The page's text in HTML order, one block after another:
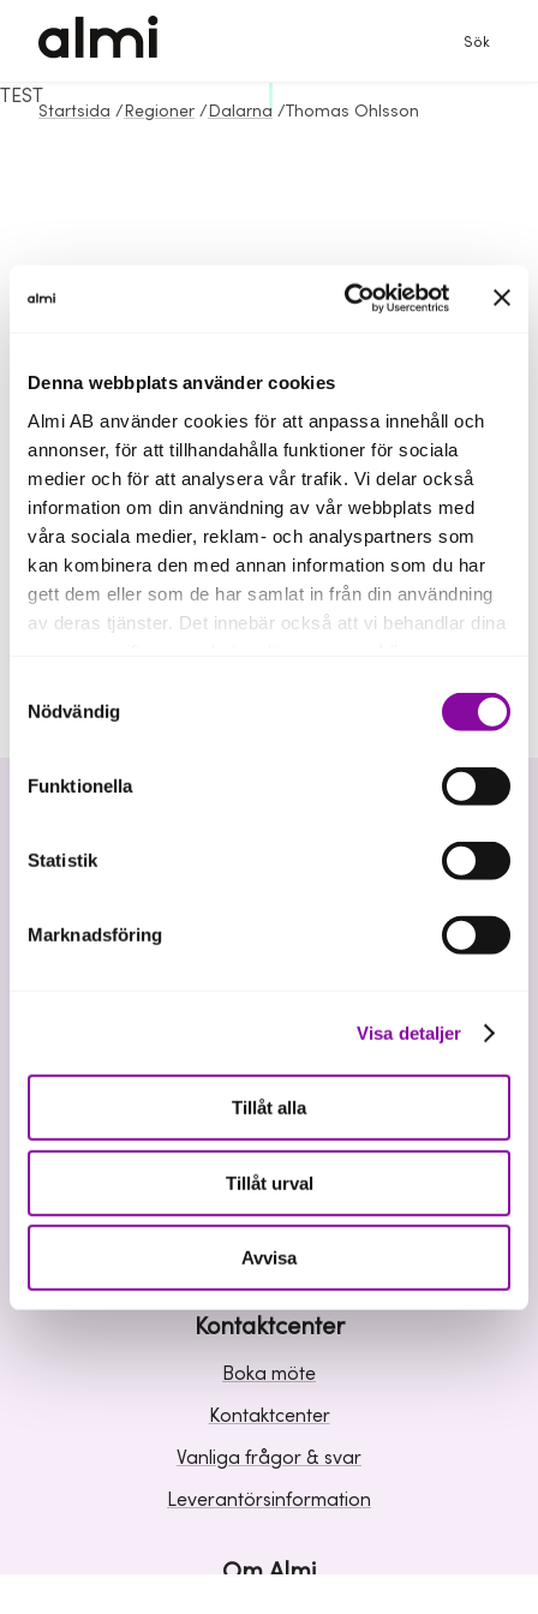
Denna webbplats använder cookies
Almi AB använder cookies för att anpassa innehåll och
annonser, för att tillhandahålla funktioner för sociala
medier och för att analysera vår trafik. Vi delar också
information om din användning av vår webbplats med
våra sociala medier, reklam- och analyspartners som
kan kombinera den med annan information som du har
gett dem eller som de har samlat in från din användning
av deras tjänster. Det innebär också att vi behandlar dina
Om du klickar på avvisa kommer användning av kakor
eller delning av information enligt ovan, inte att ske,
förutom för kakor som är nödvändiga för att hemsidan
ska fungera se mer under inställningar.
Nödvändig
Funktionella
Statistik
Marknadsföring
Visa detaljer
Tillåt alla
Tillåt urval
Avvisa
Sök
Startsida / Regioner / Dalarna /Thomas Ohlsson
TEST
Våra tjänster
Riskkapital
Affärsutveckling
Kunskap och inspiration
Kontaktcenter
Boka möte
Kontaktcenter
Vanliga frågor & svar
Leverantörsinformation
Om Almi